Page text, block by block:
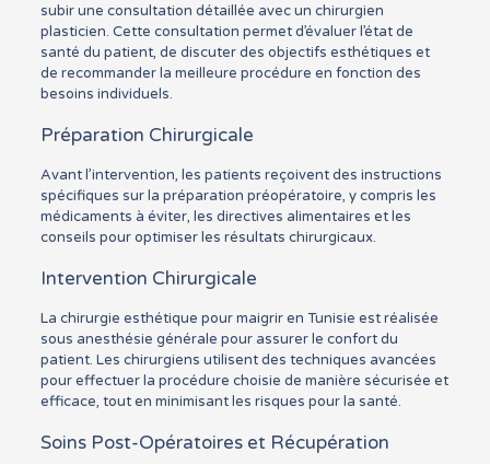
subir une consultation détaillée avec un chirurgien
plasticien. Cette consultation permet d’évaluer l’état de
santé du patient, de discuter des objectifs esthétiques et
de recommander la meilleure procédure en fonction des
besoins individuels.
Préparation Chirurgicale
Avant l’intervention, les patients reçoivent des instructions
spécifiques sur la préparation préopératoire, y compris les
médicaments à éviter, les directives alimentaires et les
conseils pour optimiser les résultats chirurgicaux.
Intervention Chirurgicale
La chirurgie esthétique pour maigrir en Tunisie est réalisée
sous anesthésie générale pour assurer le confort du
patient. Les chirurgiens utilisent des techniques avancées
pour effectuer la procédure choisie de manière sécurisée et
efficace, tout en minimisant les risques pour la santé.
Soins Post-Opératoires et Récupération